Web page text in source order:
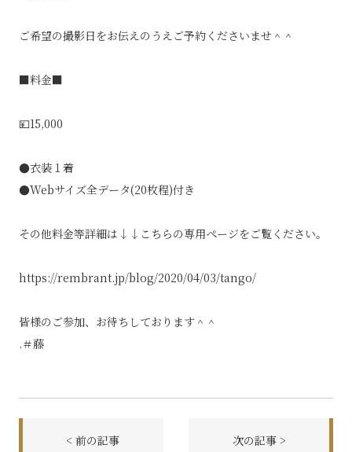
ご希望の撮影日をお伝えのうえご予約くださいませ＾＾
■料金■
💴15,000
●衣装１着
●Webサイズ全データ(20枚程)付き
その他料金等詳細は↓↓こちらの専用ページをご覧ください。
https://rembrant.jp/blog/2020/04/03/tango/
皆様のご参加、お待ちしております＾＾
.＃藤
< 前の記事 次の記事 >